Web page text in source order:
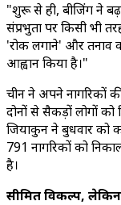
"शुरू से ही, बीजिंग ने
संप्रभुता पर किसी भी
'रोक लगाने' और तनाव
आह्वान किया है।"
चीन ने अपने नागरिकों
दोनों से सैकड़ों लोगों को
जियाकुन ने बुधवार को
791 नागरिकों को
है।
सीमित विकल्प, लेकिन